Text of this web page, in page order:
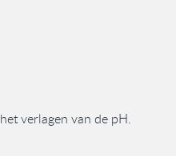
verlagen van de pH.